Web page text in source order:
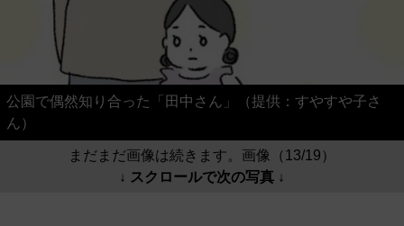
公園で偶然知り合った「田中さん」（提供：すやすや子さ
ん）
まだまだ画像は続きます。画像（13/19）
↓ スクロールで次の写真 ↓